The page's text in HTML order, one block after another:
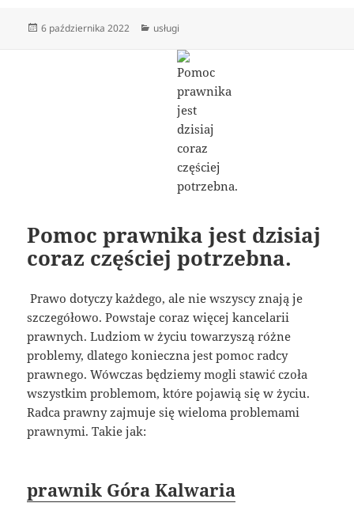
Data
6 października 2022 Kategorie
usługi
Pomoc prawnika jest dzisiaj
coraz częściej potrzebna.
Prawo dotyczy każdego, ale nie wszyscy znają je
szczegółowo. Powstaje coraz więcej kancelarii
prawnych. Ludziom w życiu towarzyszą różne
problemy, dlatego konieczna jest pomoc radcy
prawnego. Wówczas będziemy mogli stawić czoła
wszystkim problemom, które pojawią się w życiu.
Radca prawny zajmuje się wieloma problemami
prawnymi. Takie jak:
prawnik Góra Kalwaria